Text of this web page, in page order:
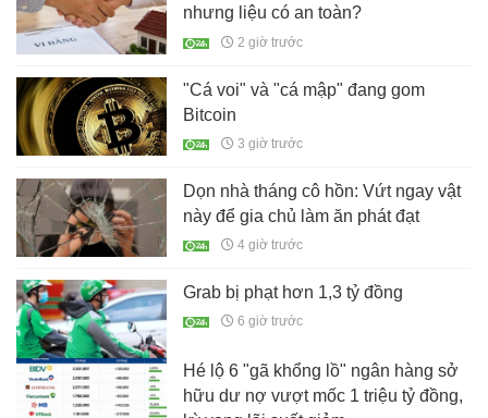
nhưng liệu có an toàn?
2 giờ trước
"Cá voi" và "cá mập" đang gom
Bitcoin
3 giờ trước
Dọn nhà tháng cô hồn: Vứt ngay vật
này để gia chủ làm ăn phát đạt
4 giờ trước
Grab bị phạt hơn 1,3 tỷ đồng
6 giờ trước
Hé lộ 6 "gã khổng lồ" ngân hàng sở
hữu dư nợ vượt mốc 1 triệu tỷ đồng,